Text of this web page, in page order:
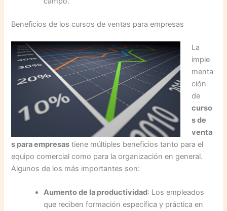
Beneficios de los cursos de ventas para empresas
La
imple
menta
ción
de
curso
s de
venta
s para empresas tiene múltiples beneficios tanto para el
equipo comercial como para la organización en general.
Algunos de los más importantes son:
Aumento de la productividad: Los empleados
que reciben formación específica y práctica en